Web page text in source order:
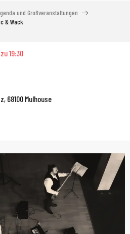
und Großveranstaltungen
& Wack
19:30
68100 Mulhouse